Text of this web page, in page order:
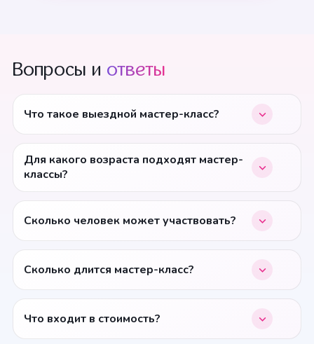
Вопросы и ответы
Что такое выездной мастер-класс?
Для какого возраста подходят мастер-
классы?
Сколько человек может участвовать?
Сколько длится мастер-класс?
Что входит в стоимость?